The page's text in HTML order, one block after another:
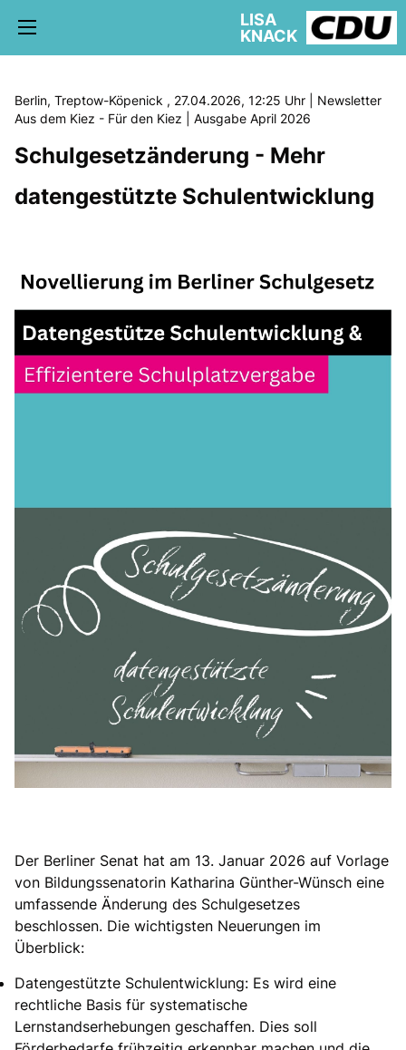
5. WAHLKREIS TREPTOW-KÖPENICK
AKTUELLE KIEZ NEWS
schriftliche Anfragen
AUSSCHÜSSE
LISA
KNACK
Berlin, Treptow-Köpenick , 27.04.2026, 12:25 Uhr | Newsletter
Aus dem Kiez - Für den Kiez | Ausgabe April 2026
Schulgesetzänderung - Mehr
datengestützte Schulentwicklung
Der Berliner Senat hat am 13. Januar 2026 auf Vorlage
von Bildungssenatorin Katharina Günther-Wünsch eine
umfassende Änderung des Schulgesetzes
beschlossen. Die wichtigsten Neuerungen im
Überblick:
Datengestützte Schulentwicklung: Es wird eine
rechtliche Basis für systematische
Lernstandserhebungen geschaffen. Dies soll